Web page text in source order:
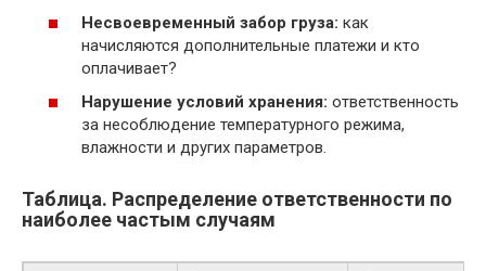
Несвоевременный забор груза: как
начисляются дополнительные платежи и кто
оплачивает?
Нарушение условий хранения: ответственность
за несоблюдение температурного режима,
влажности и других параметров.
Таблица. Распределение ответственности по
наиболее частым случаям